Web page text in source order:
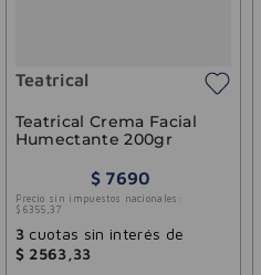
Teatrical
Teatrical Crema Facial
Humectante 200gr
$ 7690
Precio sin impuestos nacionales:
$ 6355 ,37
3 cuotas sin interés de
$ 2563 33